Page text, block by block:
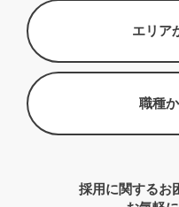
エリア
職種
採用に関するお